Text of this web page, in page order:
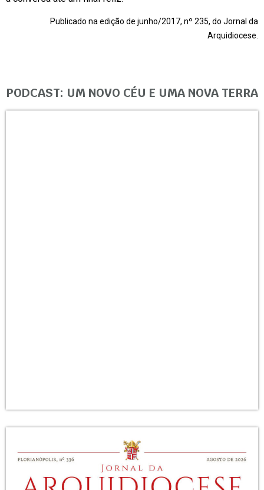
Publicado na edição de junho/2017, nº 235, do Jornal da
Arquidiocese.
PODCAST: UM NOVO CÉU E UMA NOVA TERRA